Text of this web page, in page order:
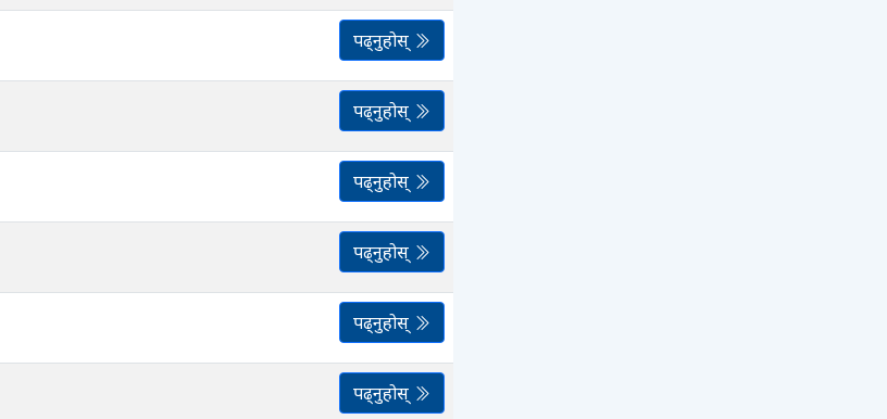
पढ्नुहोस्
पढ्नुहोस्
पढ्नुहोस्
पढ्नुहोस्
पढ्नुहोस्
पढ्नुहोस्